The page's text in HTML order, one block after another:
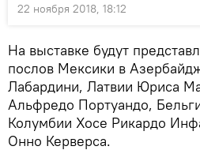
22 ноября 2018, 18:12
На выставке будут
послов Мексики в
Лабардини, Латвии Юриса
Альфредо Портуандо,
Колумбии Хосе Рикардо
Онно Керверса.